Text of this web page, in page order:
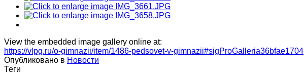
View the embedded image gallery online at:
https://vlpg.ru/o-gimnazii/item/1486-pedsovet-v-gimnazii#sigProGalleria36bfae1704
Опубликовано в Новости
Теги